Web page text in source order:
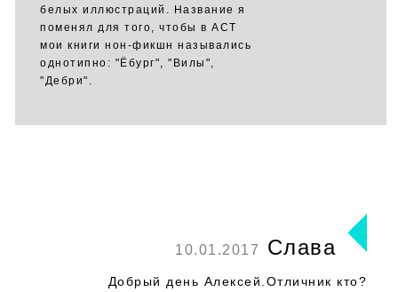
белых иллюстраций. Название я
поменял для того, чтобы в АСТ
мои книги нон-фикшн назывались
однотипно: "Ёбург", "Вилы",
"Дебри".
10.01.2017 Слава
Добрый день Алексей.Отличник кто?